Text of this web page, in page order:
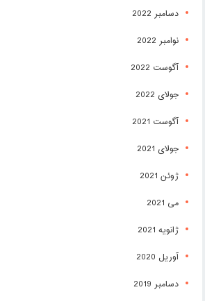
دسامبر 2022
نوامبر 2022
آگوست 2022
جولای 2022
آگوست 2021
جولای 2021
ژوئن 2021
می 2021
ژانویه 2021
آوریل 2020
دسامبر 2019